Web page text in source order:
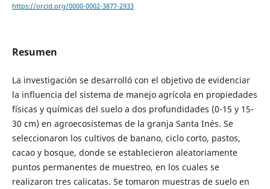
https://orcid.org/0000-0002-3877-2933
Resumen
La investigación se desarrolló con el objetivo de evidenciar
la influencia del sistema de manejo agrícola en propiedades
físicas y químicas del suelo a dos profundidades (0-15 y 15-
30 cm) en agroecosistemas de la granja Santa Inés. Se
seleccionaron los cultivos de banano, ciclo corto, pastos,
cacao y bosque, donde se establecieron aleatoriamente
puntos permanentes de muestreo, en los cuales se
realizaron tres calicatas. Se tomaron muestras de suelo en